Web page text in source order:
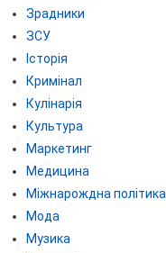
Зрадники
ЗСУ
Історія
Кримінал
Кулінарія
Культура
Маркетинг
Медицина
Міжнарождна політика
Мода
Музика